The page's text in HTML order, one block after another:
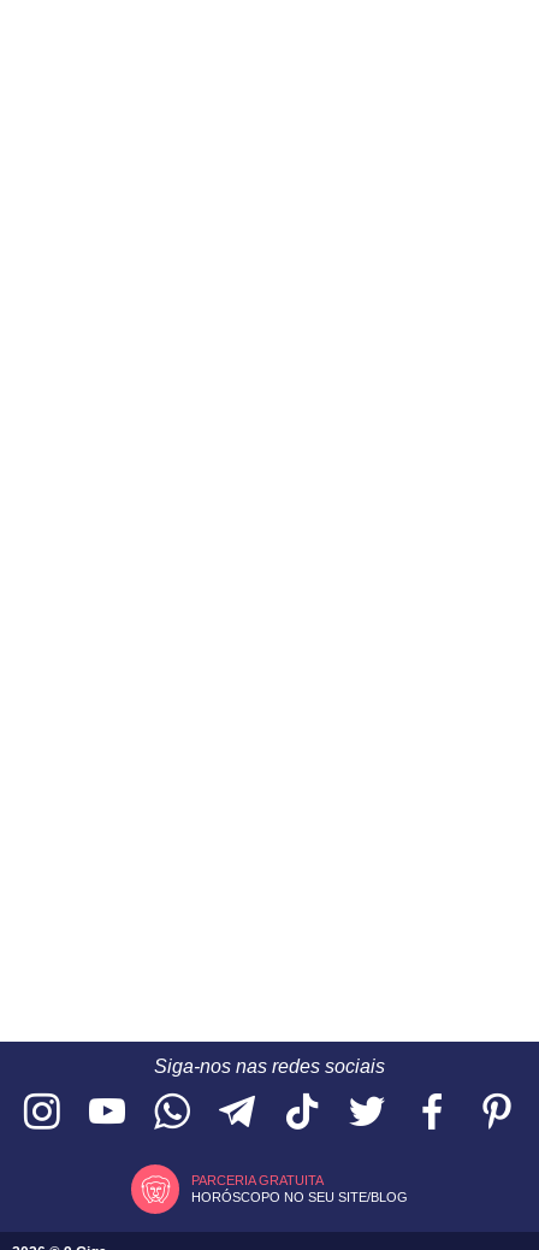
Siga-nos nas redes sociais
PARCERIA GRATUITA
HORÓSCOPO NO SEU SITE/BLOG